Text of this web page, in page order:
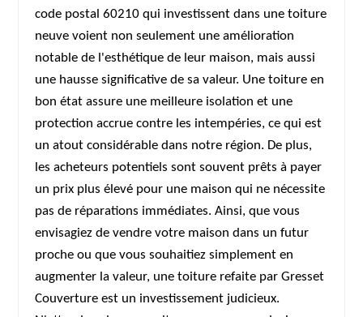
code postal 60210 qui investissent dans une toiture
neuve voient non seulement une amélioration
notable de l'esthétique de leur maison, mais aussi
une hausse significative de sa valeur. Une toiture en
bon état assure une meilleure isolation et une
protection accrue contre les intempéries, ce qui est
un atout considérable dans notre région. De plus,
les acheteurs potentiels sont souvent prêts à payer
un prix plus élevé pour une maison qui ne nécessite
pas de réparations immédiates. Ainsi, que vous
envisagiez de vendre votre maison dans un futur
proche ou que vous souhaitiez simplement en
augmenter la valeur, une toiture refaite par Gresset
Couverture est un investissement judicieux.